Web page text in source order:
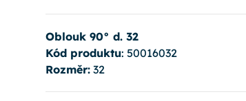
Oblouk 90° d. 32
Kód produktu: 50016032
Rozměr:32